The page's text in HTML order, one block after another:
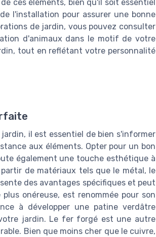
ces éléments, bien qu'il soit essentiel
l'installation pour assurer une bonne
de jardin, vous pouvez consulter
d'animaux dans le motif de votre
tout en reflétant votre personnalité
il est essentiel de bien s'informer
aux éléments. Opter pour un bon
également une touche esthétique à
de matériaux tels que le métal, le
des avantages spécifiques et peut
onéreuse, est renommée pour son
à développer une patine verdâtre
jardin. Le fer forgé est une autre
Bien que moins cher que le cuivre,